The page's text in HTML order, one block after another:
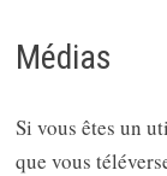
Médias
Si vous êtes un
que vous